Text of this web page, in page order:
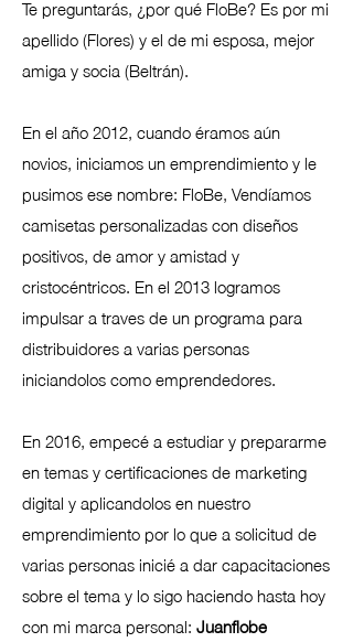
Te preguntarás, ¿por qué FloBe? Es por mi
apellido (Flores) y el de mi esposa, mejor
amiga y socia (Beltrán).
En el año 2012, cuando éramos aún
novios, iniciamos un emprendimiento y le
pusimos ese nombre: FloBe, Vendíamos
camisetas personalizadas con diseños
positivos, de amor y amistad y
cristocéntricos. En el 2013 logramos
impulsar a traves de un programa para
distribuidores a varias personas
iniciandolos como emprendedores.
En 2016, empecé a estudiar y prepararme
en temas y certificaciones de marketing
digital y aplicandolos en nuestro
emprendimiento por lo que a solicitud de
varias personas inicié a dar capacitaciones
sobre el tema y lo sigo haciendo hasta hoy
con mi marca personal:Juanflobe